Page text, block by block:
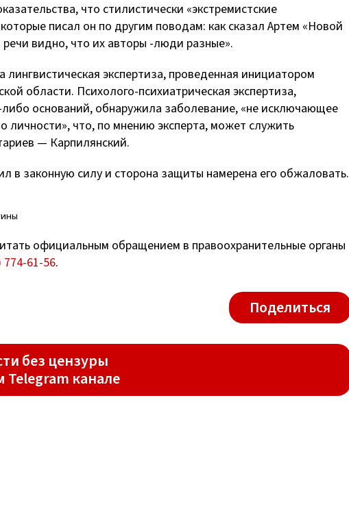
что стилистически «экстремистские
писал он по другим поводам: как сказал Артем «Новой
видно, что их авторы -люди разные».
экспертиза, проведенная инициатором
области. Психолого-психиатрическая экспертиза,
либо оснований, обнаружила заболевание, «не исключающее
личности», что, по мнению эксперта, может служить
— Карпилянский.
в законную силу и сторона защиты намерена его обжаловать.
официальным обращением в правоохранительные органы
774-61-56.
Поделиться
без цензуры
Telegram канале